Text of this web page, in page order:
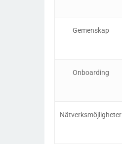
Gemenskap
Onboarding
Nätverksmöjligheter